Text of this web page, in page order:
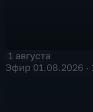
1 августа
Эфир 01.08.2026 ·